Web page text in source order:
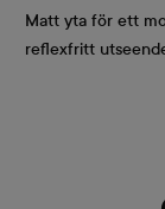
Matt yta för ett
reflexfritt